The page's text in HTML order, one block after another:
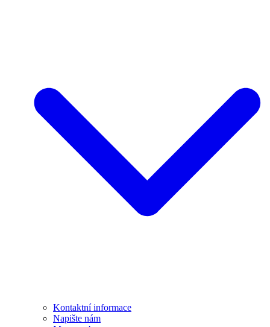
Kontaktní informace
Napište nám